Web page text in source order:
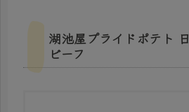
湖池屋プライドポテト
ビーフ